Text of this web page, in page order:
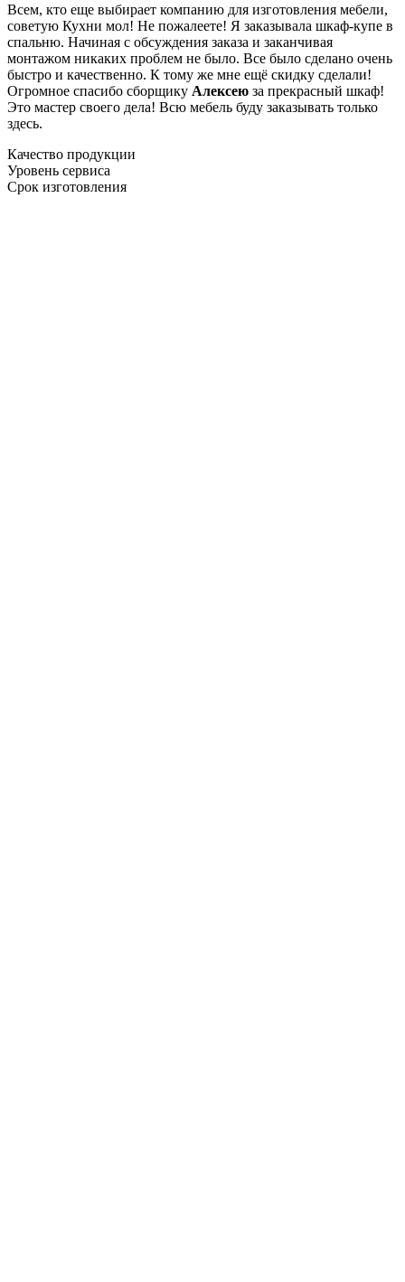
Всем, кто еще выбирает компанию для изготовления мебели,
советую Кухни мол! Не пожалеете! Я заказывала шкаф-купе в
спальню. Начиная с обсуждения заказа и заканчивая
монтажом никаких проблем не было. Все было сделано очень
быстро и качественно. К тому же мне ещё скидку сделали!
Огромное спасибо сборщику Алексею за прекрасный шкаф!
Это мастер своего дела! Всю мебель буду заказывать только
здесь.
Качество продукции
Уровень сервиса
Срок изготовления